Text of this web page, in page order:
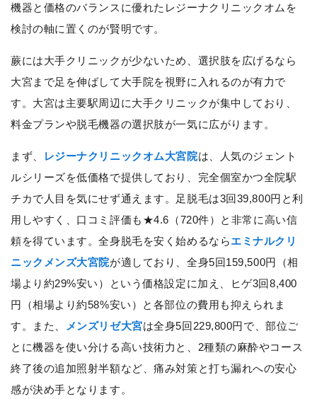
機器と価格のバランスに優れたレジーナクリニックオムを
検討の軸に置くのが賢明です。
蕨には大手クリニックが少ないため、選択肢を広げるなら
大宮まで足を伸ばして大手院を視野に入れるのが有力で
す。大宮は主要駅周辺に大手クリニックが集中しており、
料金プランや脱毛機器の選択肢が一気に広がります。
まず、 レジーナクリニックオム大宮院は、人気のジェント
ルシリーズを低価格で提供しており、完全個室かつ全院駅
チカで人目を気にせず通えます。足脱毛は3回39,800円と利
用しやすく、口コミ評価も★4.6（720件）と非常に高い信
頼を得ています。全身脱毛を安く始めるならエミナルクリ
ニックメンズ大宮院が適しており、全身5回159,500円（相
場より約29%安い）という価格設定に加え、ヒゲ3回8,400
円（相場より約58%安い）と各部位の費用も抑えられま
す。また、
メンズリゼ大宮は全身5回229,800円で、部位ご
とに機器を使い分ける高い技術力と、2種類の麻酔やコース
終了後の追加照射半額など、痛み対策と打ち漏れへの安心
感が決め手となります。